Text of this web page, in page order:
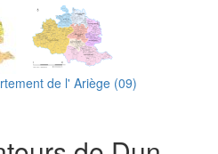
de l' Ariège (09)